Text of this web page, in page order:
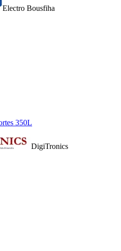
Electro Bousfiha
350L
DigiTronics